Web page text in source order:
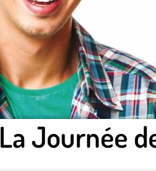
La Journée